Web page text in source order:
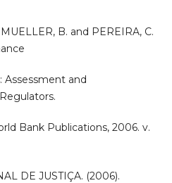
B. and PEREIRA, C.
Assessment and
Bank Publications, 2006. v.
DE JUSTIÇA. (2006).